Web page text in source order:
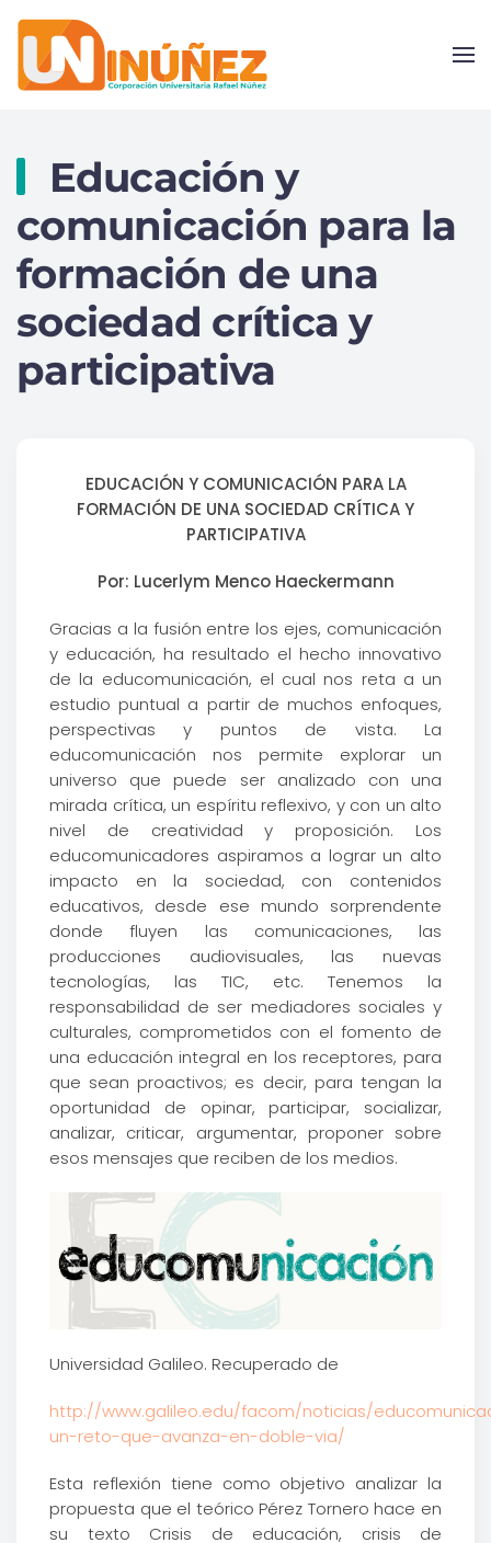
Skip to main content
Educación y
comunicación para la
formación de una
sociedad crítica y
participativa
EDUCACIÓN Y COMUNICACIÓN PARA LA
FORMACIÓN DE UNA SOCIEDAD CRÍTICA Y
PARTICIPATIVA
Por: Lucerlym Menco Haeckermann
Gracias a la fusión entre los ejes, comunicación
y educación, ha resultado el hecho innovativo
de la educomunicación, el cual nos reta a un
estudio puntual a partir de muchos enfoques,
perspectivas y puntos de vista. La
educomunicación nos permite explorar un
universo que puede ser analizado con una
mirada crítica, un espíritu reflexivo, y con un alto
nivel de creatividad y proposición. Los
educomunicadores aspiramos a lograr un alto
impacto en la sociedad, con contenidos
educativos, desde ese mundo sorprendente
donde fluyen las comunicaciones, las
producciones audiovisuales, las nuevas
tecnologías, las TIC, etc. Tenemos la
responsabilidad de ser mediadores sociales y
culturales, comprometidos con el fomento de
una educación integral en los receptores, para
que sean proactivos; es decir, para tengan la
oportunidad de opinar, participar, socializar,
analizar, criticar, argumentar, proponer sobre
esos mensajes que reciben de los medios.
Universidad Galileo. Recuperado de
http://www.galileo.edu/facom/noticias/
un-reto-que-avanza-en-doble-via/
Esta reflexión tiene como objetivo analizar la
propuesta que el teórico Pérez Tornero hace en
su texto Crisis de educación, crisis de